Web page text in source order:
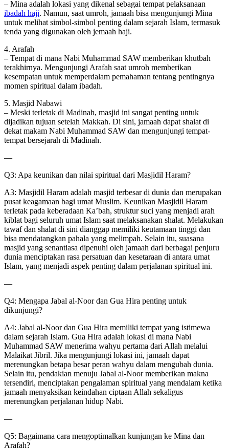
– Mina adalah lokasi yang dikenal sebagai tempat pelaksanaan
ibadah haji. Namun, saat umroh, jamaah bisa mengunjungi Mina
untuk melihat simbol-simbol penting dalam sejarah Islam, termasuk
tenda yang digunakan oleh jemaah haji.
4. Arafah
– Tempat di mana Nabi Muhammad SAW memberikan khutbah
terakhirnya. Mengunjungi Arafah saat umroh memberikan
kesempatan untuk memperdalam pemahaman tentang pentingnya
momen spiritual dalam ibadah.
5. Masjid Nabawi
– Meski terletak di Madinah, masjid ini sangat penting untuk
dijadikan tujuan setelah Makkah. Di sini, jamaah dapat shalat di
dekat makam Nabi Muhammad SAW dan mengunjungi tempat-
tempat bersejarah di Madinah.
—
Q3: Apa keunikan dan nilai spiritual dari Masjidil Haram?
A3: Masjidil Haram adalah masjid terbesar di dunia dan merupakan
pusat keagamaan bagi umat Muslim. Keunikan Masjidil Haram
terletak pada keberadaan Ka’bah, struktur suci yang menjadi arah
kiblat bagi seluruh umat Islam saat melaksanakan shalat. Melakukan
tawaf dan shalat di sini dianggap memiliki keutamaan tinggi dan
bisa mendatangkan pahala yang melimpah. Selain itu, suasana
masjid yang senantiasa dipenuhi oleh jamaah dari berbagai penjuru
dunia menciptakan rasa persatuan dan kesetaraan di antara umat
Islam, yang menjadi aspek penting dalam perjalanan spiritual ini.
—
Q4: Mengapa Jabal al-Noor dan Gua Hira penting untuk
dikunjungi?
A4: Jabal al-Noor dan Gua Hira memiliki tempat yang istimewa
dalam sejarah Islam. Gua Hira adalah lokasi di mana Nabi
Muhammad SAW menerima wahyu pertama dari Allah melalui
Malaikat Jibril. Jika mengunjungi lokasi ini, jamaah dapat
merenungkan betapa besar peran wahyu dalam mengubah dunia.
Selain itu, pendakian menuju Jabal al-Noor memberikan makna
tersendiri, menciptakan pengalaman spiritual yang mendalam ketika
jamaah menyaksikan keindahan ciptaan Allah sekaligus
merenungkan perjalanan hidup Nabi.
—
Q5: Bagaimana cara mengoptimalkan kunjungan ke Mina dan
Arafah?